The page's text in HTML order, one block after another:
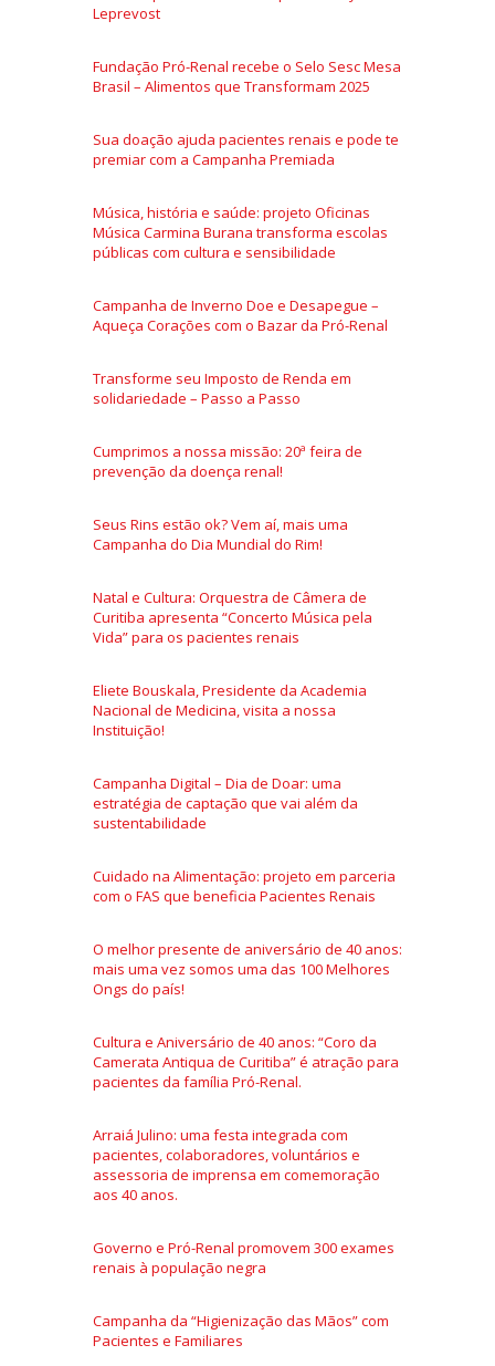
Leprevost
Fundação Pró-Renal recebe o Selo Sesc Mesa
Brasil – Alimentos que Transformam 2025
Sua doação ajuda pacientes renais e pode te
premiar com a Campanha Premiada
Música, história e saúde: projeto Oficinas
Música Carmina Burana transforma escolas
públicas com cultura e sensibilidade
Campanha de Inverno Doe e Desapegue –
Aqueça Corações com o Bazar da Pró-Renal
Transforme seu Imposto de Renda em
solidariedade – Passo a Passo
Cumprimos a nossa missão: 20ª feira de
prevenção da doença renal!
Seus Rins estão ok? Vem aí, mais uma
Campanha do Dia Mundial do Rim!
Natal e Cultura: Orquestra de Câmera de
Curitiba apresenta “Concerto Música pela
Vida” para os pacientes renais
Eliete Bouskala, Presidente da Academia
Nacional de Medicina, visita a nossa
Instituição!
Campanha Digital – Dia de Doar: uma
estratégia de captação que vai além da
sustentabilidade
Cuidado na Alimentação: projeto em parceria
com o FAS que beneficia Pacientes Renais
O melhor presente de aniversário de 40 anos:
mais uma vez somos uma das 100 Melhores
Ongs do país!
Cultura e Aniversário de 40 anos: “Coro da
Camerata Antiqua de Curitiba” é atração para
pacientes da família Pró-Renal.
Arraiá Julino: uma festa integrada com
pacientes, colaboradores, voluntários e
assessoria de imprensa em comemoração
aos 40 anos.
Governo e Pró-Renal promovem 300 exames
renais à população negra
Campanha da “Higienização das Mãos” com
Pacientes e Familiares